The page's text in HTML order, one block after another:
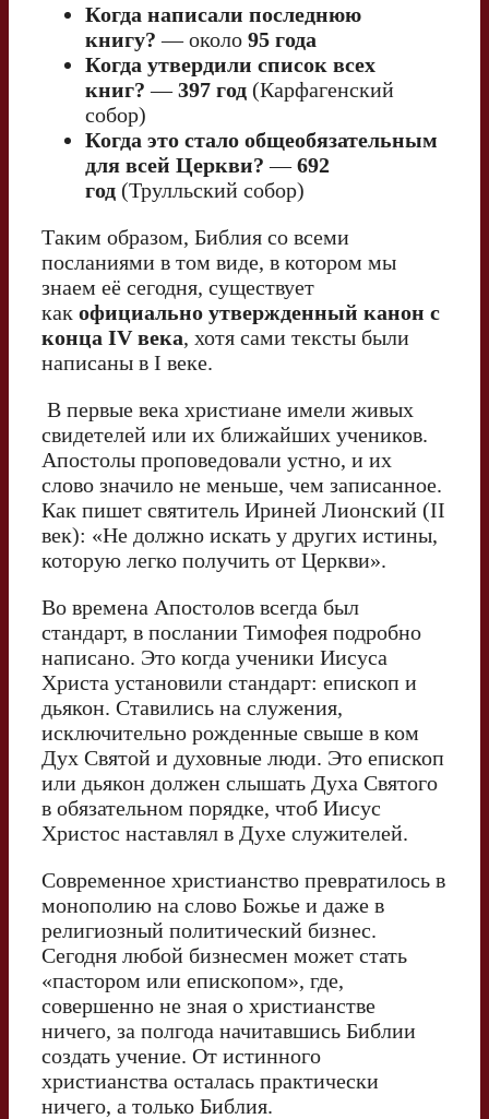
Когда написали последнюю
книгу? — около 95 года
Когда утвердили список всех
книг? —397 год (Карфагенский
собор)
Когда это стало общеобязательным
для всей Церкви? —692
год (Трулльский собор)
Таким образом, Библия со всеми
посланиями в том виде, в котором мы
знаем её сегодня, существует
как официально утвержденный канон с
конца IV века, хотя сами тексты были
написаны в I веке.
В первые века христиане имели живых
свидетелей или их ближайших учеников.
Апостолы проповедовали устно, и их
слово значило не меньше, чем записанное.
Как пишет святитель Ириней Лионский (II
век): «Не должно искать у других истины,
которую легко получить от Церкви».
Во времена Апостолов всегда был
стандарт, в послании Тимофея подробно
написано. Это когда ученики Иисуса
Христа установили стандарт: епископ и
дьякон. Ставились на служения,
исключительно рожденные свыше в ком
Дух Святой и духовные люди. Это епископ
или дьякон должен слышать Духа Святого
в обязательном порядке, чтоб Иисус
Христос наставлял в Духе служителей.
Современное христианство превратилось в
монополию на слово Божье и даже в
религиозный политический бизнес.
Сегодня любой бизнесмен может стать
«пастором или епископом», где,
совершенно не зная о христианстве
ничего, за полгода начитавшись Библии
создать учение. От истинного
христианства осталась практически
ничего, а только Библия.